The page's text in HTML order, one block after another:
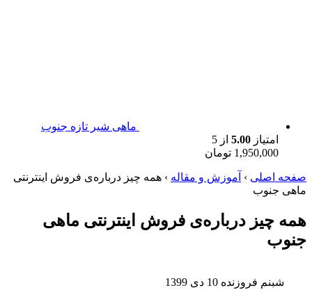
ماهی شیر تازه جنوب
امتیاز 5.00 از 5
1,950,000 تومان
صفحه اصلی › آموزش و مقاله › همه چیز درباره‌ی فروش اینترنتی
ماهی جنوب
همه چیز درباره‌ی فروش اینترنتی ماهی
جنوب
شبنم فروزنده 10 دی 1399